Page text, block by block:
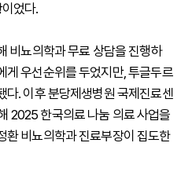
었다.
비뇨의학과 무료 상담을 진행하
게 우선순위를 두었지만, 투글두르
다. 이후 분당제생병원 국제진료센
2025 한국의료 나눔 의료 사업을
환 비뇨의학과 진료부장이 집도한